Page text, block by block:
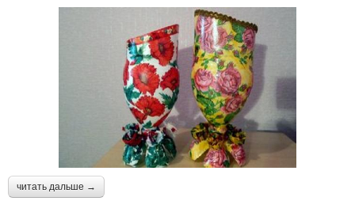
читать дальше →